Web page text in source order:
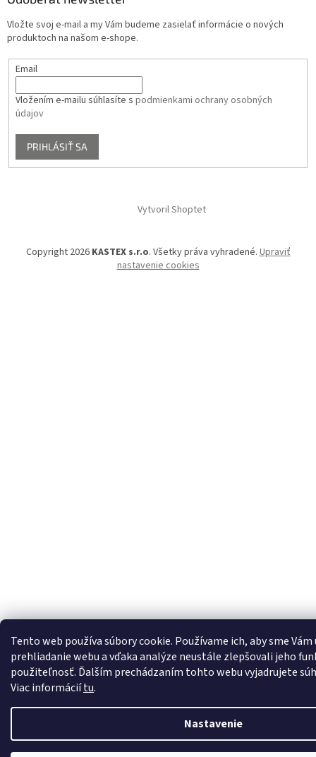
Tento web používa súbory cookie. Používame ich, aby sme
prehliadanie webu a vďaka analýze neustále zlepšovali jeho
použiteľnosť. Ďalším prechádzaním tohto webu vyjadrujete
Viac informáciítu.
Nastavenie
Vložte svoj e-mail a my Vám budeme zasielať informácie o nových
produktoch na našom e-shope.
Email
Vložením e-mailu súhlasíte s podmienkami ochrany osobných
údajov
PRIHLÁSIŤ SA
Vytvoril Shoptet
Copyright 2026 KASTEX s.r.o. Všetky práva vyhradené. Upraviť
nastavenie cookies